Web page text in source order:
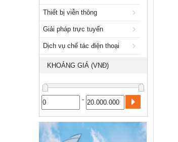
Giải pháp trực tuyến
Dịch vụ chế tác điện thoại
Nhà và Đất
Thiết bị viễn thông
Giải pháp trực tuyến
Dịch vụ chế tác điện thoại
KHOẢNG GIÁ (VNĐ)
-